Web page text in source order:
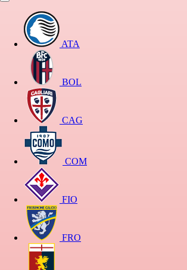
ATA
BOL
CAG
COM
FIO
FRO